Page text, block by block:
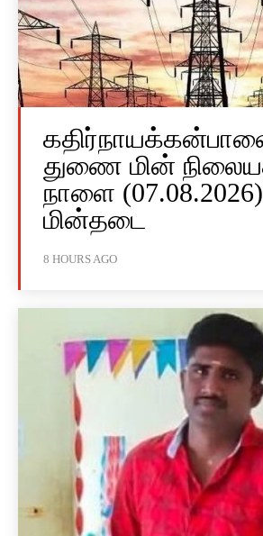
துணை மின்
நாளை (07.08.2026)
மின்தடை
8 HOURS AGO